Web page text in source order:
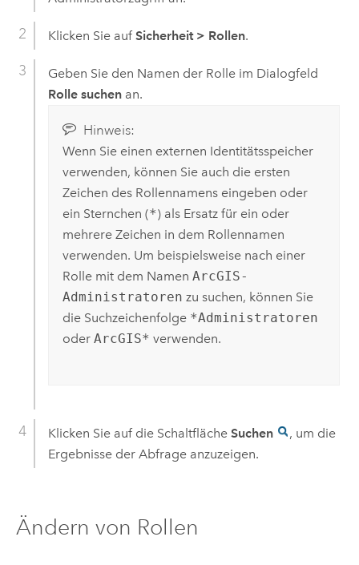
Klicken Sie auf Sicherheit > Rollen.
Geben Sie den Namen der Rolle im Dialogfeld
Rolle suchenan.
Hinweis:
Wenn Sie einen externen Identitätsspeicher
verwenden, können Sie auch die ersten
Zeichen des Rollennamens eingeben oder
ein Sternchen (*) als Ersatz für ein oder
mehrere Zeichen in dem Rollennamen
verwenden. Um beispielsweise nach einer
Rolle mit dem Namen ArcGIS-
Administratoren zu suchen, können Sie
die Suchzeichenfolge *Administratoren
oder ArcGIS* verwenden.
Klicken Sie auf die Schaltfläche Suchen
, um die
Ergebnisse der Abfrage anzuzeigen.
Ändern von Rollen